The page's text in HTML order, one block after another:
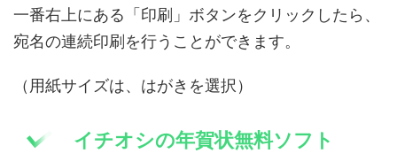
一番右上にある「印刷」ボタンをクリックしたら、
宛名の連続印刷を行うことができます。
（用紙サイズは、はがきを選択）
イチオシの年賀状無料ソフト